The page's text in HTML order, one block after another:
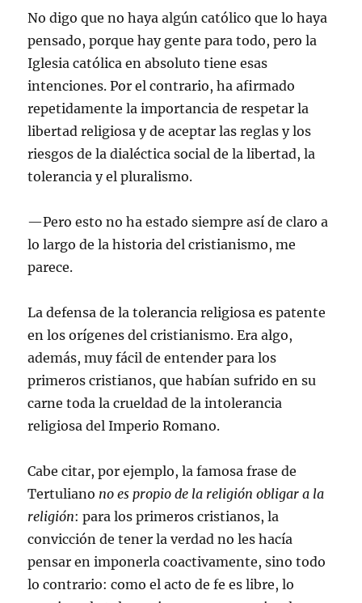
No digo que no haya algún católico que lo haya
pensado, porque hay gente para todo, pero la
Iglesia católica en absoluto tiene esas
intenciones. Por el contrario, ha afirmado
repetidamente la importancia de respetar la
libertad religiosa y de aceptar las reglas y los
riesgos de la dialéctica social de la libertad, la
tolerancia y el pluralismo.
—Pero esto no ha estado siempre así de claro a
lo largo de la historia del cristianismo, me
parece.
La defensa de la tolerancia religiosa es patente
en los orígenes del cristianismo. Era algo,
además, muy fácil de entender para los
primeros cristianos, que habían sufrido en su
carne toda la crueldad de la intolerancia
religiosa del Imperio Romano.
Cabe citar, por ejemplo, la famosa frase de
Tertuliano no es propio de la religión obligar a la
religión: para los primeros cristianos, la
convicción de tener la verdad no les hacía
pensar en imponerla coactivamente, sino todo
lo contrario: como el acto de fe es libre, lo